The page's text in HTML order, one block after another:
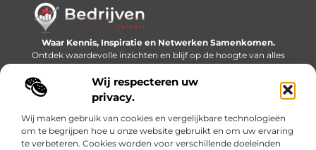
Wij respecteren uw
privacy.
Wij maken gebruik van cookies en vergelijkbare technologieën
om te begrijpen hoe u onze website gebruikt en om uw ervaring
te verbeteren. Cookies worden voor verschillende doeleinden
Waar Kennis, Inspiratie en Netwerken Samenkomen.
Ontdek waardevolle inzichten en blijf op de hoogte van alles
wat er speelt in de wereld.
Bericht categorie